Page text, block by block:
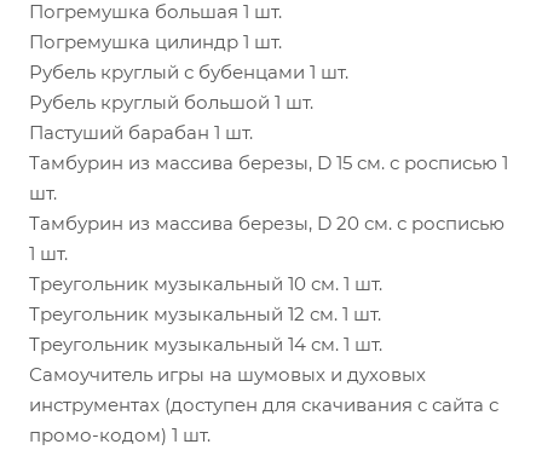
Погремушка большая 1 шт.
Погремушка цилиндр 1 шт.
Рубель круглый с бубенцами 1 шт.
Рубель круглый большой 1 шт.
Пастуший барабан 1 шт.
Тамбурин из массива березы, D 15 см. с росписью 1
шт.
Тамбурин из массива березы, D 20 см. с росписью
1 шт.
Треугольник музыкальный 10 см. 1 шт.
Треугольник музыкальный 12 см. 1 шт.
Треугольник музыкальный 14 см. 1 шт.
Самоучитель игры на шумовых и духовых
инструментах (доступен для скачивания с сайта с
промо-кодом) 1 шт.